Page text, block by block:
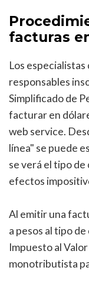
facturas
Los
responsables
Simplificado de
facturar en
web service.
línea" se puede
se verá el tipo de
efectos
Al emitir una
a pesos al tipo
Impuesto al
monotributista